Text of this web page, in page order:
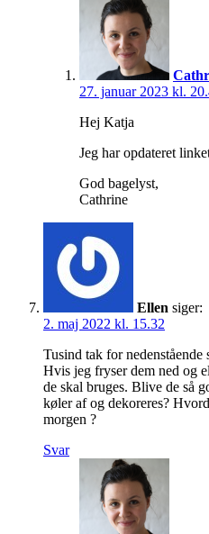
27. januar 2023 kl.
Hej Katja
Jeg har opdateret
God bagelyst,
Cathrine
Ellen siger:
2. maj 2022 kl. 15.32
Tusind tak for nedenstående
Hvis jeg fryser dem ned og
de skal bruges. Blive de så
køler af og dekoreres?
morgen ?
Svar